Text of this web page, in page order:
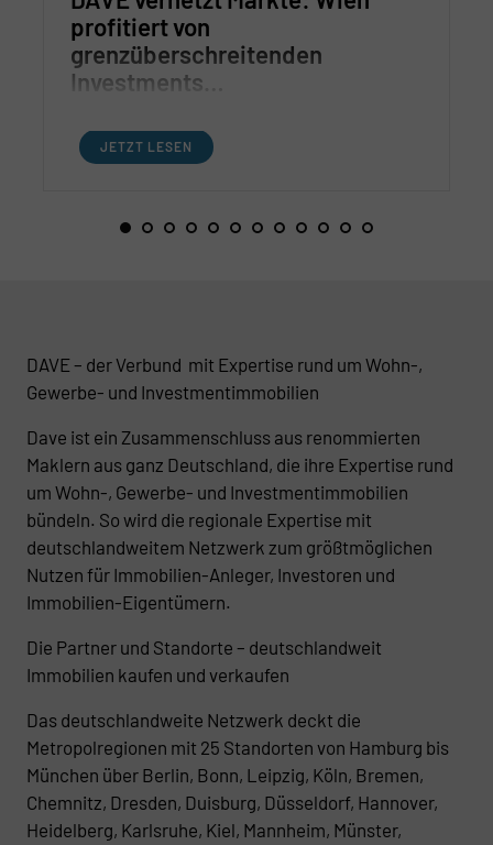
profitiert von
grenzüberschreitenden
Investments…
JETZT LESEN
DAVE – der Verbund mit Expertise rund um Wohn-,
Gewerbe- und Investmentimmobilien
Dave ist ein Zusammenschluss aus renommierten
Maklern aus ganz Deutschland, die ihre Expertise rund
um Wohn-, Gewerbe- und Investmentimmobilien
bündeln. So wird die regionale Expertise mit
deutschlandweitem Netzwerk zum größtmöglichen
Nutzen für Immobilien-Anleger, Investoren und
Immobilien-Eigentümern.
Die Partner und Standorte – deutschlandweit
Immobilien kaufen und verkaufen
Das deutschlandweite Netzwerk deckt die
Metropolregionen mit 25 Standorten von Hamburg bis
München über Berlin, Bonn, Leipzig, Köln, Bremen,
Chemnitz, Dresden, Duisburg, Düsseldorf, Hannover,
Heidelberg, Karlsruhe, Kiel, Mannheim, Münster,